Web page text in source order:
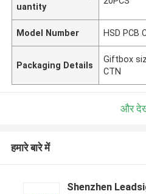
uantity
Model Number HSD PCB
Packaging Details
Giftbox
CTN
और
हमारे बारे में
Shenzhen